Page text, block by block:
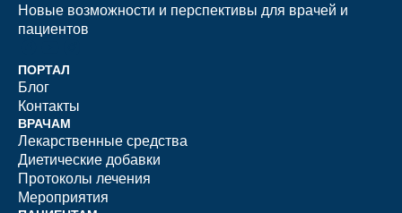
Новые возможности и перспективы для врачей и
пациентов
ПОРТАЛ
Блог
Контакты
ВРАЧАМ
Лекарственные средства
Диетические добавки
Протоколы лечения
Мероприятия